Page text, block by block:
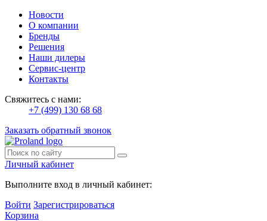
Новости
О компании
Бренды
Решения
Наши дилеры
Сервис-центр
Контакты
Свяжитесь с нами:
+7 (499) 130 68 68
Заказать обратный звонок
Личный кабинет
Выполните вход в личный кабинет:
Войти Зарегистрироваться
Корзина